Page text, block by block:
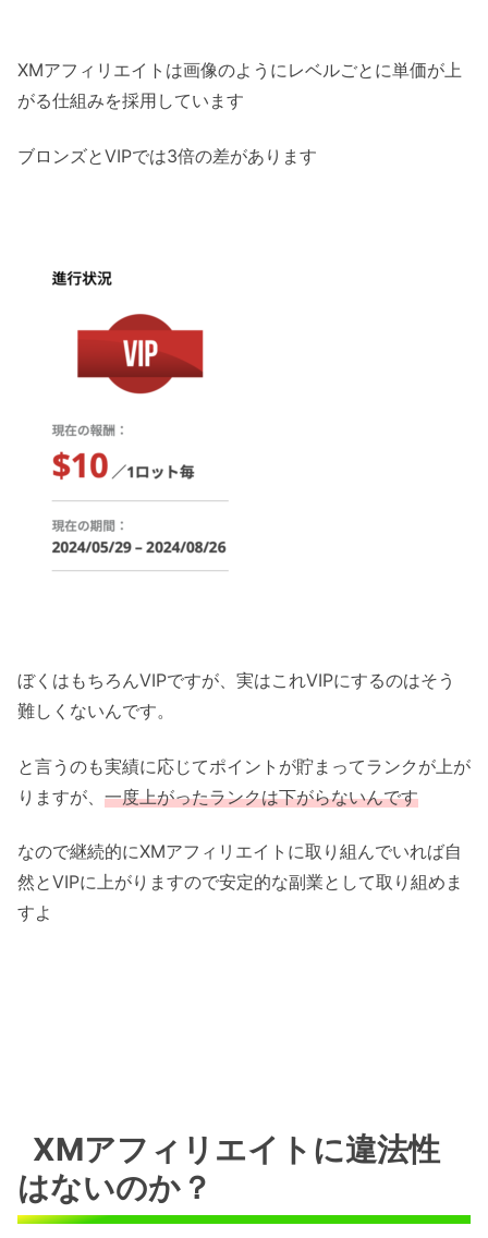
XMアフィリエイトは画像のようにレベルごとに単価が上
がる仕組みを採用しています
ブロンズとVIPでは3倍の差があります
ぼくはもちろんVIPですが、実はこれVIPにするのはそう
難しくないんです。
と言うのも実績に応じてポイントが貯まってランクが上が
りますが、 一度上がったランクは下がらないんです
なので継続的にXMアフィリエイトに取り組んでいれば自
然とVIPに上がりますので安定的な副業として取り組めま
すよ
XMアフィリエイトに違法性
はないのか？